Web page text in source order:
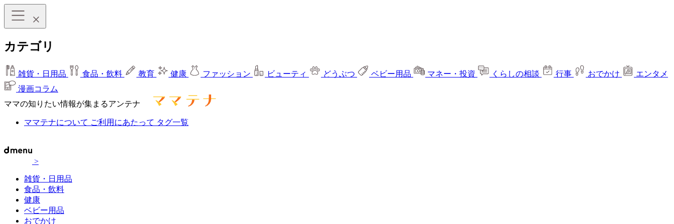
カテゴリ
雑貨・日用品 食品・飲料 教育 健康 ファッション ビューティ どうぶつ ベビー用品 マネー・投資 くらしの相談 行事 おでかけ
エンタメ
漫画コラム
ママの知りたい情報が集まるアンテナ
ママテナについて ご利用にあたって タグ一覧
>
雑貨・日用品
食品・飲料
健康
ベビー用品
おでかけ